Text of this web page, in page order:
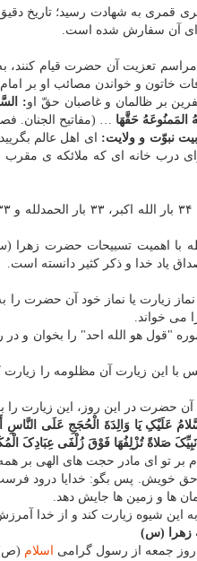
فاطمه زهرا (س) در سال ۱۱ هجری قمری به
مراسم تعزیت آن حضرت قیام
خاتون و خواندن مصائب او بر
بر ظالمان و غاصبان حقّ او:
المَمنُوعَهُ حَقَّهَا … (مفاتیح الجنان.
نبوّت و ولایت:
ای اهل عالم
خانه ای که ملائکه ی مقرب
با اهمیت تسبیحات حضرت زهرا
یاد خدا و ذکر کثیر دانسته است.
نماز زیارت یا نماز خود آن
"قول هو الله احد" را بخوان و در
این زیارت آن مظلومه را
آن حضرت در این روز، این زیارت
عَلَیْکِ یَا وَالِدَةَ الْحُجَجِ عَلَی
صَلاةً تُزْلِفُهَا فَوْقَ زُلْفَی عِبَادِکَ
بر تو ای مادر حجت های الهی بر
خویش. پس بگو: خدایا درود فرست
ها و زمین ها جایش دهد.
شیوه زیارت کند و از خدا
زهرا (س)
روز جمعه از رسول گرامی
اسلام (ص)